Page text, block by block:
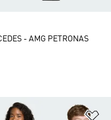
à la Liste de produits
- AMG PETRONAS